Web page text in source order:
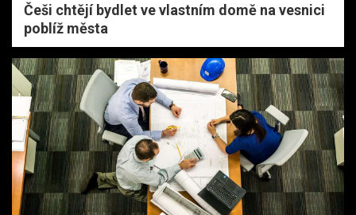
Češi chtějí bydlet ve vlastním domě na vesnici
poblíž města